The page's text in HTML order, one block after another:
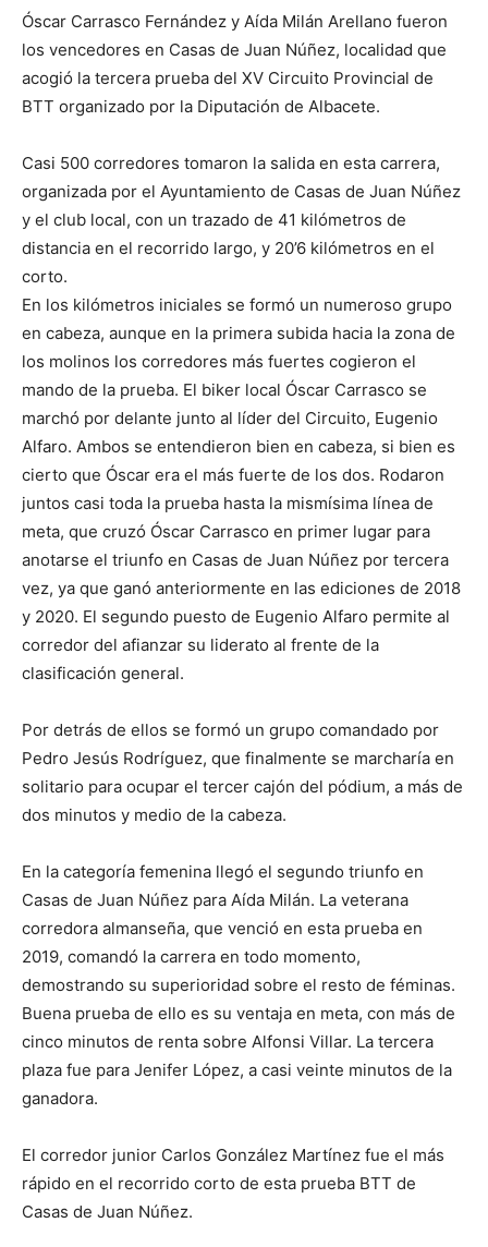
Óscar Carrasco Fernández y Aída Milán Arellano fueron
los vencedores en Casas de Juan Núñez, localidad que
acogió la tercera prueba del XV Circuito Provincial de
BTT organizado por la Diputación de Albacete.
Casi 500 corredores tomaron la salida en esta carrera,
organizada por el Ayuntamiento de Casas de Juan Núñez
y el club local, con un trazado de 41 kilómetros de
distancia en el recorrido largo, y 20’6 kilómetros en el
corto.
En los kilómetros iniciales se formó un numeroso grupo
en cabeza, aunque en la primera subida hacia la zona de
los molinos los corredores más fuertes cogieron el
mando de la prueba. El biker local Óscar Carrasco se
marchó por delante junto al líder del Circuito, Eugenio
Alfaro. Ambos se entendieron bien en cabeza, si bien es
cierto que Óscar era el más fuerte de los dos. Rodaron
juntos casi toda la prueba hasta la mismísima línea de
meta, que cruzó Óscar Carrasco en primer lugar para
anotarse el triunfo en Casas de Juan Núñez por tercera
vez, ya que ganó anteriormente en las ediciones de 2018
y 2020. El segundo puesto de Eugenio Alfaro permite al
corredor del afianzar su liderato al frente de la
clasificación general.
Por detrás de ellos se formó un grupo comandado por
Pedro Jesús Rodríguez, que finalmente se marcharía en
solitario para ocupar el tercer cajón del pódium, a más de
dos minutos y medio de la cabeza.
En la categoría femenina llegó el segundo triunfo en
Casas de Juan Núñez para Aída Milán. La veterana
corredora almanseña, que venció en esta prueba en
2019, comandó la carrera en todo momento,
demostrando su superioridad sobre el resto de féminas.
Buena prueba de ello es su ventaja en meta, con más de
cinco minutos de renta sobre Alfonsi Villar. La tercera
plaza fue para Jenifer López, a casi veinte minutos de la
ganadora.
El corredor junior Carlos González Martínez fue el más
rápido en el recorrido corto de esta prueba BTT de
Casas de Juan Núñez.